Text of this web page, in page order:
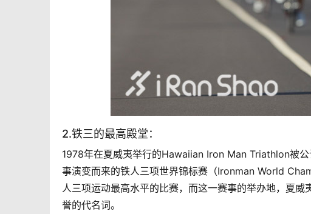
2.铁三的最高殿堂：
1978年在夏威夷举行的Hawaiian Iron Man Triathlon被
事演变而来的铁人三项世界锦标赛（Ironman World
人三项运动最高水平的比赛，而这一赛事的举办地，夏
誉的代名词。